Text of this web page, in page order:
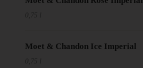
0,75 l
Moet & Chandon Ice Imperial
0,75 l